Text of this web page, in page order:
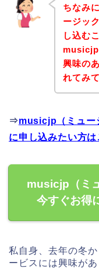
ちなみ
ージッ
し込む
musicjp
興味の
れてみ
⇒musicjp（ミュー
に申し込みたい方は
musicjp（ミ
今すぐお得
私自身、去年の冬
ービスには興味が